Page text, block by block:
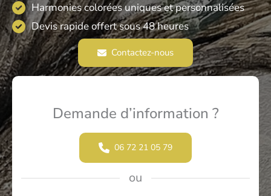
Harmonies colorées uniques et personnalisées
Devis rapide offert sous 48 heures
Contactez-nous
Demande d’information ?
06 72 21 05 79
ou